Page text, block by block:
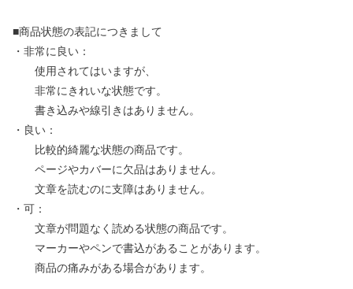
■商品状態の表記につきまして
・非常に良い：
使用されてはいますが、
非常にきれいな状態です。
書き込みや線引きはありません。
・良い：
比較的綺麗な状態の商品です。
ページやカバーに欠品はありません。
文章を読むのに支障はありません。
・可：
文章が問題なく読める状態の商品です。
マーカーやペンで書込があることがあります。
商品の痛みがある場合があります。